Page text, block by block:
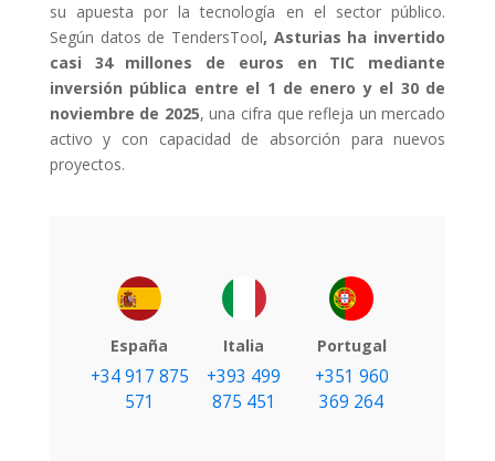
su apuesta por la tecnología en el sector público.
Según datos de TendersTool, Asturias ha invertido
casi 34 millones de euros en TIC mediante
inversión pública entre el 1 de enero y el 30 de
noviembre de 2025, una cifra que refleja un mercado
activo y con capacidad de absorción para nuevos
proyectos.
España
+34 917 875
571
Italia
+393 499
875 451
Portugal
+351 960
369 264